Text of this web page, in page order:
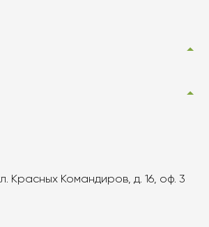
Красных Командиров, д. 16, оф. 3